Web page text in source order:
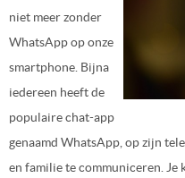
niet meer zonder
WhatsApp op onze
smartphone. Bijna
iedereen heeft de
populaire chat-app
genaamd WhatsApp, op zijn
en familie te communiceren. Je